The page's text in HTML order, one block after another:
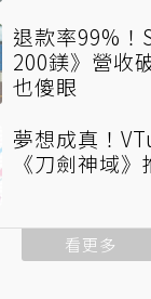
退款率99%
200鎂》營收
也傻眼
夢想成真！
《刀劍神域
看更多